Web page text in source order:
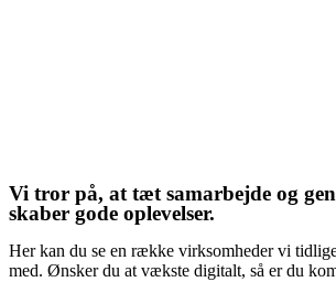
Vi tror på, at tæt samarbejde og
skaber gode oplevelser.
Her kan du se en række virksomheder vi
med. Ønsker du at vækste digitalt, så er du